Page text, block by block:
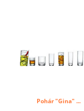
Pohár "Gina" ...